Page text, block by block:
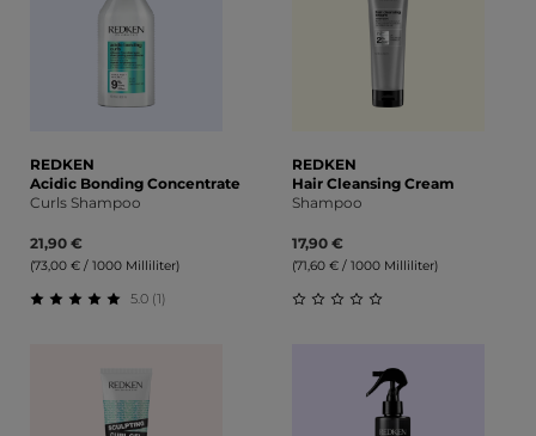
REDKEN
Acidic Bonding Concentrate
Curls Shampoo
21,90 €
(73,00 € / 1000 Milliliter)
5.0 (1)
REDKEN
Hair Cleansing Cream
Shampoo
17,90 €
(71,60 € / 1000 Milliliter)